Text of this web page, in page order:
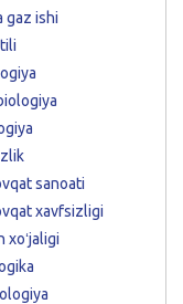
gaz ishi
sanoati
xavfsizligi
xoʻjaligi